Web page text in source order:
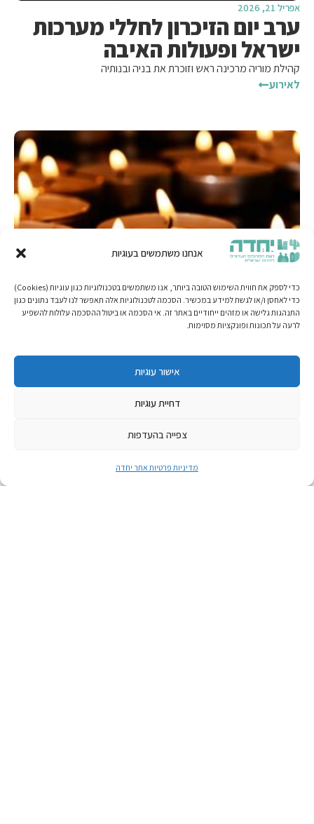
אנחנו משתמשים בעוגיות
כדי לספק את חווית השימוש הטובה ביותר, אנו משתמשים בטכנולוגיות כגון עוגיות (Cookies)
כדי לאחסן ו/או לגשת למידע במכשיר. הסכמה לטכנולוגיות אלה תאפשר לנו לעבד נתונים כגון
התנהגות גלישה או מזהים ייחודיים באתר זה. אי הסכמה או ביטול ההסכמה עלולות להשפיע
לרעה על תכונות ופונקציות מסוימות.
אישור עוגיות
דחיית עוגיות
צפייה בהעדפות
מדיניות פרטיות אתר יחדה
אפריל 21, 2026
ערב יום הזיכרון לחללי מערכות
ישראל ופעולות האיבה
קהילת מוריה מרכינה ראש וזוכרת את בניה ובנותיה
לאירוע